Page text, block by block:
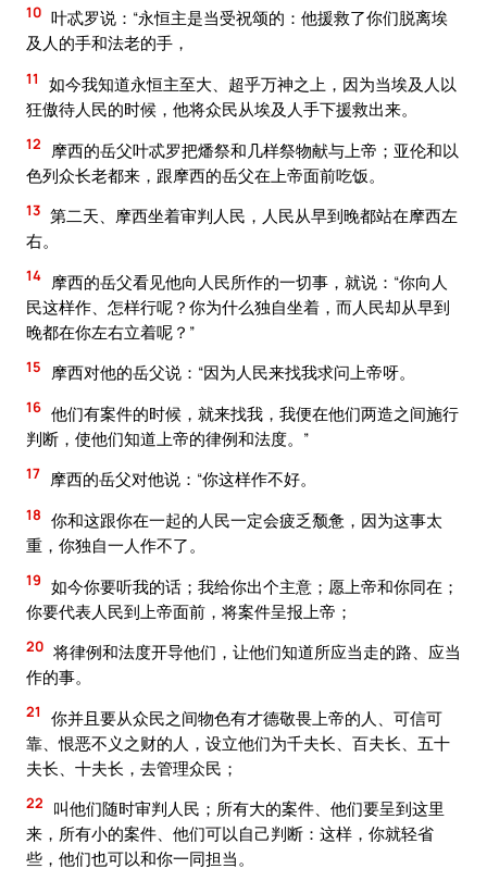
10 叶忒罗说：“永恒主是当受祝颂的：他援救了你们脱离埃
及人的手和法老的手，
11
如今我知道永恒主至大、超乎万神之上，因为当埃及人以
狂傲待人民的时候，他将众民从埃及人手下援救出来。
12
摩西的岳父叶忒罗把燔祭和几样祭物献与上帝；亚伦和以
色列众长老都来，跟摩西的岳父在上帝面前吃饭。
13 第二天、摩西坐着审判人民，人民从早到晚都站在摩西左
右。
14 摩西的岳父看见他向人民所作的一切事，就说：“你向人
民这样作、怎样行呢？你为什么独自坐着，而人民却从早到
晚都在你左右立着呢？”
15 摩西对他的岳父说：“因为人民来找我求问上帝呀。
16 他们有案件的时候，就来找我，我便在他们两造之间施行
判断，使他们知道上帝的律例和法度。”
17 摩西的岳父对他说：“你这样作不好。
18 你和这跟你在一起的人民一定会疲乏颓惫，因为这事太
重，你独自一人作不了。
19 如今你要听我的话；我给你出个主意；愿上帝和你同在；
你要代表人民到上帝面前，将案件呈报上帝；
20 将律例和法度开导他们，让他们知道所应当走的路、应当
作的事。
21
你并且要从众民之间物色有才德敬畏上帝的人、可信可
靠、恨恶不义之财的人，设立他们为千夫长、百夫长、五十
夫长、十夫长，去管理众民；
22
叫他们随时审判人民；所有大的案件、他们要呈到这里
来，所有小的案件、他们可以自己判断：这样，你就轻省
些，他们也可以和你一同担当。